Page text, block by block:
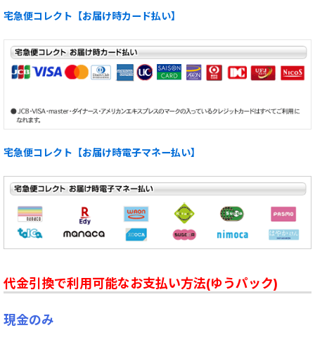
宅急便コレクト【お届け時カード払い】
宅急便コレクト【お届け時電子マネー払い】
代金引換で利用可能なお支払い方法(ゆうパック)
現金のみ